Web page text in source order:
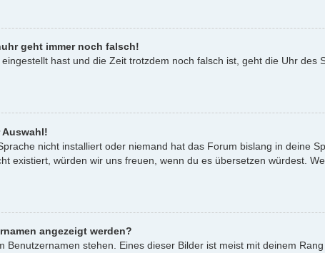
geht immer noch falsch!
hast und die Zeit trotzdem noch falsch ist, geht die Uhr
Auswahl!
nicht installiert oder niemand hat das Forum bislang in deine
existiert, würden wir uns freuen, wenn du es übersetzen würdest.
angezeigt werden?
Benutzernamen stehen. Eines dieser Bilder ist meist mit deinem